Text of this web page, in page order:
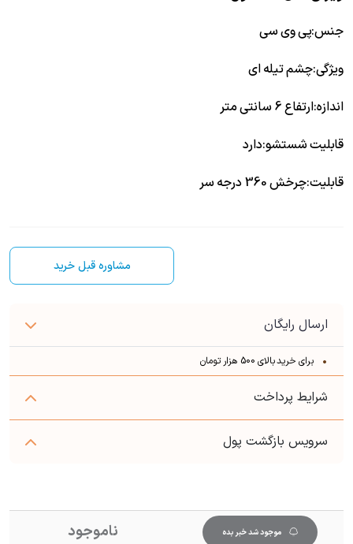
جنس:پی وی سی
ویژگی:چشم تیله ای
اندازه:ارتفاع 6 سانتی متر
قابلیت شستشو:دارد
قابلیت:چرخش 360 درجه سر
مشاوره قبل خرید
ارسال رایگان
برای خرید بالای 500 هزار تومان
شرایط پرداخت
سرویس بازگشت پول
ناموجود موجود شد خبر بده